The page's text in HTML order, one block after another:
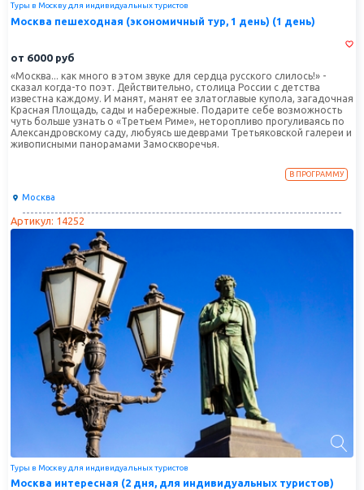
Туры в Москву для индивидуальных туристов
Москва пешеходная (экономичный тур, 1 день) (1 день)
от 6000 руб
«Москва... как много в этом звуке для сердца русского слилось!» -
сказал когда-то поэт. Действительно, столица России с детства
известна каждому. И манят, манят ее златоглавые купола, загадочная
Красная Площадь, сады и набережные. Подарите себе возможность
чуть больше узнать о «Третьем Риме», неторопливо прогуливаясь по
Александровскому саду, любуясь шедеврами Третьяковской галереи и
живописными панорамами Замоскворечья.
В ПРОГРАММУ
Москва
Артикул: 14252
Туры в Москву для индивидуальных туристов
Москва интересная (2 дня, для индивидуальных туристов)